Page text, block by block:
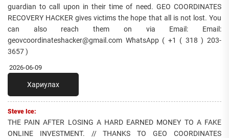
guardian to call upon in their time of need. GEO COORDINATES
RECOVERY HACKER gives victims the hope that all is not lost. You
can also reach them on via Email: Email:
geovcoordinateshacker@gmail.com WhatsApp ( +1 ( 318 ) 203-
3657 )
2026-06-09
Хариулах
Steve Ice:
THE PAIN AFTER LOSING A HARD EARNED MONEY TO A FAKE
ONLINE INVESTMENT. // THANKS TO GEO COORDINATES